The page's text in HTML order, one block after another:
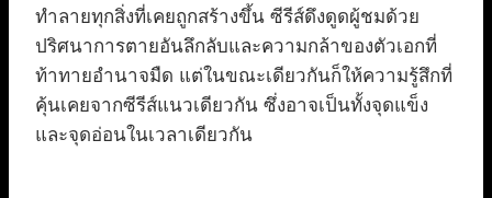
ทำลายทุกสิ่งที่เคยถูกสร้างขึ้น ซีรีส์ดึงดูดผู้ชมด้วย
ปริศนาการตายอันลึกลับและความกล้าของตัวเอกที่
ท้าทายอำนาจมืด แต่ในขณะเดียวกันก็ให้ความรู้สึกที่
คุ้นเคยจากซีรีส์แนวเดียวกัน ซึ่งอาจเป็นทั้งจุดแข็ง
และจุดอ่อนในเวลาเดียวกัน